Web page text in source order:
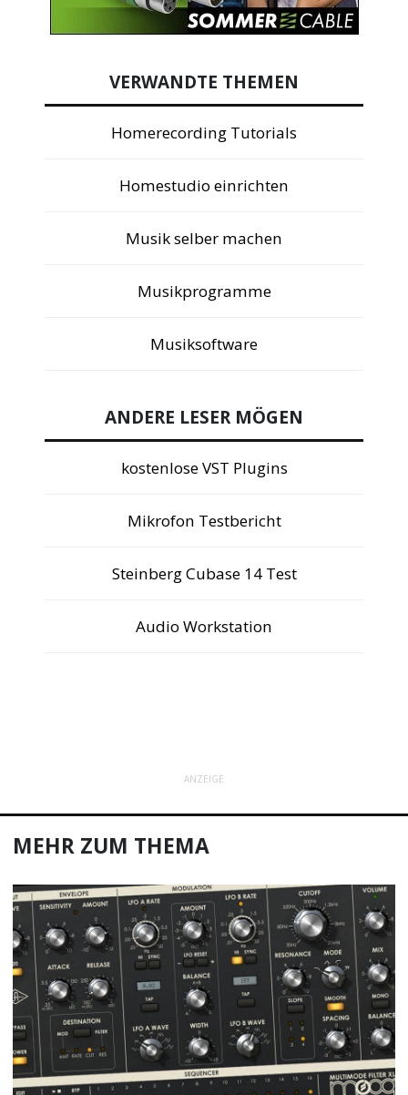
VERWANDTE THEMEN
Homerecording Tutorials
Homestudio einrichten
Musik selber machen
Musikprogramme
Musiksoftware
ANDERE LESER MÖGEN
kostenlose VST Plugins
Mikrofon Testbericht
Steinberg Cubase 14 Test
Audio Workstation
ANZEIGE
MEHR ZUM THEMA